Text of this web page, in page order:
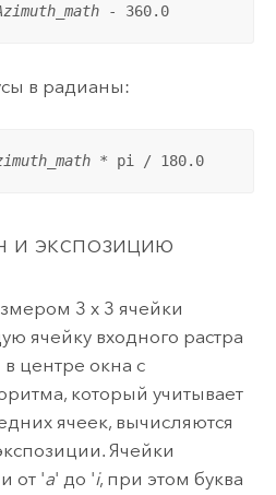
- 360.0
в радианы:
* pi / 180.0
и экспозицию
3 x 3 ячейки
ячейку входного растра
центре окна с
который учитывает
ячеек, вычисляются
Ячейки
от 'a' до 'i, при этом буква